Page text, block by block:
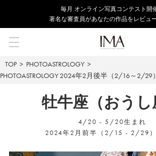
毎⽉ オンライン写真コンテスト開
著名な審査員があなたの作品をレビュ
TOP
PHOTOASTROLOGY
PHOTOASTROLOGY 2024年2月後半（2/16～2/29
牡牛座（おうし
4/20 - 5/20生まれ
2024年2月前半（2/15 - 2/29